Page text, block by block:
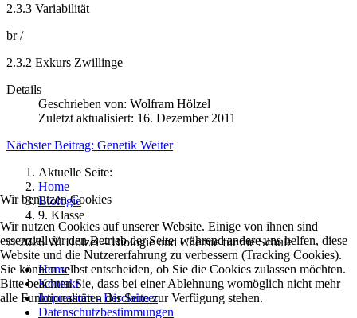
2.3.3 Variabilität
br /
2.3.2 Exkurs Zwillinge
Details
Geschrieben von: Wolfram Hölzel
Zuletzt aktualisiert: 16. Dezember 2011
Nächster Beitrag: Genetik Weiter
Aktuelle Seite:
Home
Biologie
9. Klasse
©2026W. Hölzel – Biologie und Chemie für die Schule
Home
Kontakt
Impressum - Disclaimer
Datenschutzbestimmungen
Wir benutzen Cookies
Wir nutzen Cookies auf unserer Website. Einige von ihnen sind
essenziell für den Betrieb der Seite, während andere uns helfen, diese
Website und die Nutzererfahrung zu verbessern (Tracking Cookies).
Sie können selbst entscheiden, ob Sie die Cookies zulassen möchten.
Bitte beachten Sie, dass bei einer Ablehnung womöglich nicht mehr
alle Funktionalitäten der Seite zur Verfügung stehen.